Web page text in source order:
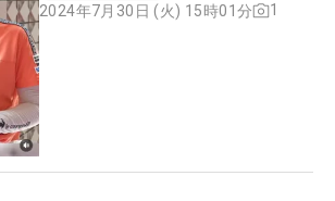
2024年7月30日 (火) 15時01分
1